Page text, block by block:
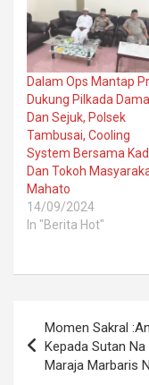
Dalam Ops Mantap
Dukung Pilkada
Dan Sejuk, Polsek
Tambusai, Cooling
System Bersama
Dan Tokoh
Mahato
14/09/2024
In "Berita Hot"
navigation
Momen Sakral
Kepada Sutan
Maraja Marbaris